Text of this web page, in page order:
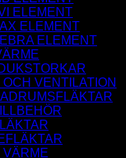
ELEMENT
ELEMENT
ELEMENT
OCH VENTILATION
VÄRME